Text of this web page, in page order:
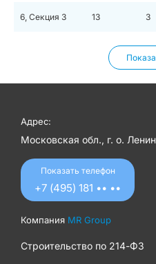
6, Секция 3 13 3
Адрес:
Московская обл., г. о.
Показать телефон
+7 (495) 181 •• ••
Компания MR Group
Строительство по 214-ФЗ